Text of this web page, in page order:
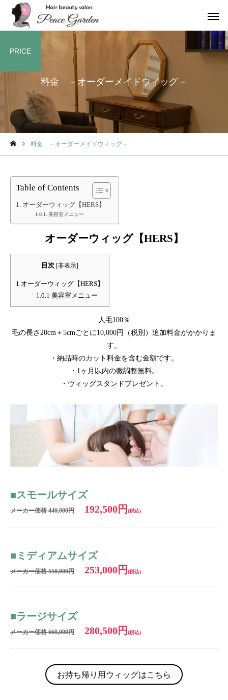
料金 －オーダーメイドウィッグ－
PRICE
料金 －オーダーメイドウィッグ－
Table of Contents
オーダーウィッグ【HERS】
美容室メニュー
オーダーウィッグ【HERS】
目次 [非表示]
1 オーダーウィッグ【HERS】
1.0.1 美容室メニュー
⼈⽑100％
⽑の⻑さ20cm＋5cmごとに10,000円（税別）追加料⾦がかかりま
す。
・納品時のカット料⾦を含む⾦額です。
・1ヶ⽉以内の微調整無料。
・ウィッグスタンドプレゼント。
■スモールサイズ
メーカー価格 440,000円 192,500円 (税込)
■ミディアムサイズ
メーカー価格 550,000円 253,000円 (税込)
■ラージサイズ
メーカー価格 660,000円 280,500円 (税込)
お持ち帰り用ウィッグはこちら